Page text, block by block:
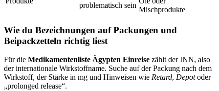
problematisch sein
Mischprodukte
Wie du Bezeichnungen auf Packungen und
Beipackzetteln richtig liest
Für die Medikamentenliste Ägypten Einreise zählt der INN, also
der internationale Wirkstoffname. Suche auf der Packung nach dem
Wirkstoff, der Stärke in mg und Hinweisen wie Retard, Depotoder
„prolonged release“.